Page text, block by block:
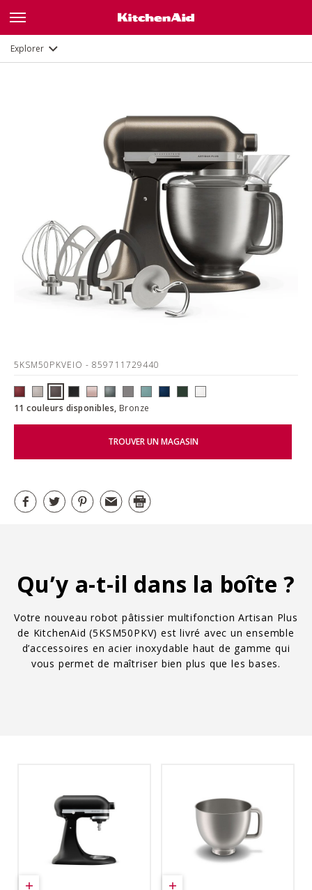
ExplorerDescription
5KSM50PKVEIO- 859711729440
11 couleurs disponibles, Bronze
TROUVER UN MAGASIN
Qu’y a-t-il dans la boîte ?
Votre nouveau robot pâtissier multifonction Artisan Plus
de KitchenAid (5KSM50PKV) est livré avec un ensemble
d’accessoires en acier inoxydable haut de gamme qui
vous permet de maîtriser bien plus que les bases.